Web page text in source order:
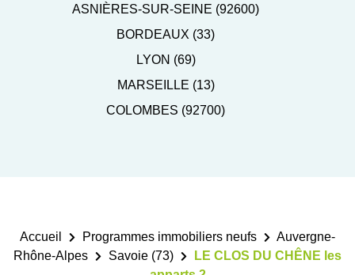
ASNIÈRES-SUR-SEINE (92600)
BORDEAUX (33)
LYON (69)
MARSEILLE (13)
COLOMBES (92700)
Accueil Programmes immobiliers neufs
Auvergne-
Rhône-Alpes
Savoie (73)
LE CLOS DU CHÊNE les